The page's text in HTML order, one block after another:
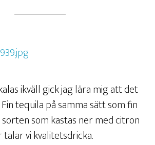
ikväll gick jag lära mig att det
tequila på samma sätt som fin
som kastas ner med citron
talar vi kvalitetsdricka.